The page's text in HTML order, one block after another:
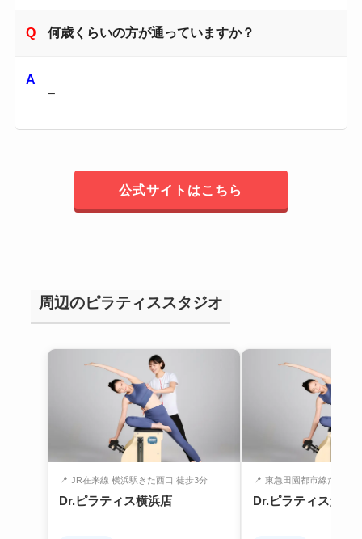
何歳くらいの方が通っていますか？
–
公式サイトはこちら
周辺のピラティススタジオ
📍 JR在来線 横浜駅きた西口 徒歩3分
Dr.ピラティス横浜店
📍 東急田園都市線たまプ
Dr.ピラティスたま